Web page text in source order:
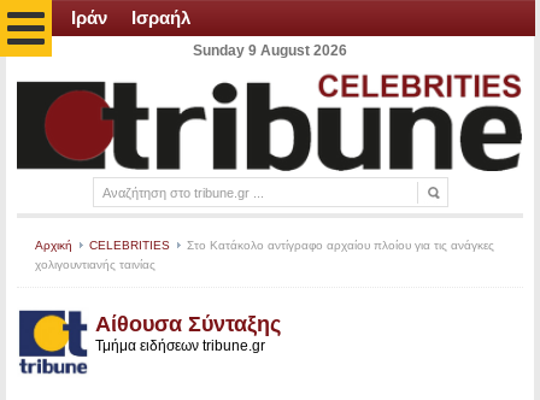
Ιράν Ισραήλ
Sunday 9 August 2026
Αρχική CELEBRITIES
Στο Κατάκολο αντίγραφο αρχαίου πλοίου για τις ανάγκες
χολιγουντιανής ταινίας
Αίθουσα Σύνταξης
Τμήμα ειδήσεων tribune.gr